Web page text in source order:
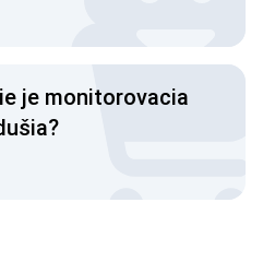
je monitorovacia